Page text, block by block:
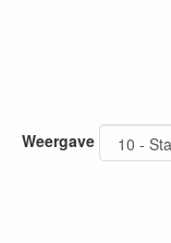
Weergave